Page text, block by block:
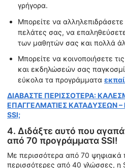
γρήγορα.
Μπορείτε να
πελάτες σας, να
των μαθητών σας και πολλά
Μπορείτε να κοινοποιήσετε
και εκδηλώσεών σας
εύκολα τα προγράμματα
ΔΙΑΒΑΣΤΕ ΠΕΡΙΣΣΟΤΕΡΑ:
ΕΠΑΓΓΕΛΜΑΤΙΕΣ ΚΑΤΑΔΥΣΕΩΝ –
SSI;
4. Διδάξτε αυτό που
από 70 προγράμματα SSI!
Με περισσότερα από 70 ψηφιακά
περισσότερες από 40 γλώσσες, η